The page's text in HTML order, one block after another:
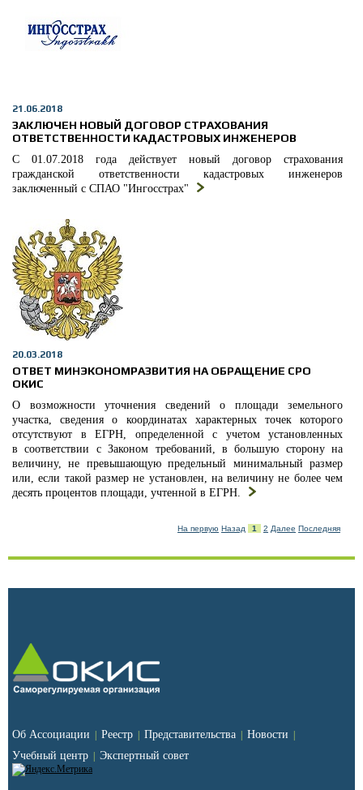
21.06.2018
ЗАКЛЮЧЕН НОВЫЙ ДОГОВОР СТРАХОВАНИЯ
ОТВЕТСТВЕННОСТИ КАДАСТРОВЫХ ИНЖЕНЕРОВ
С 01.07.2018 года действует новый договор страхования
гражданской ответственности кадастровых инженеров
заключенный с СПАО "Ингосстрах"
20.03.2018
ОТВЕТ МИНЭКОНОМРАЗВИТИЯ НА ОБРАЩЕНИЕ СРО
ОКИС
О возможности уточнения сведений о площади земельного
участка, сведения о координатах характерных точек которого
отсутствуют в ЕГРН, определенной с учетом установленных
в соответствии с Законом требований, в большую сторону на
величину, не превышающую предельный минимальный размер
или, если такой размер не установлен, на величину не более чем
десять процентов площади, учтенной в ЕГРН.
На первую Назад 1 2 Далее Последняя
Об Ассоциации | Реестр | Представительства | Новости |
Учебный центр | Экспертный совет